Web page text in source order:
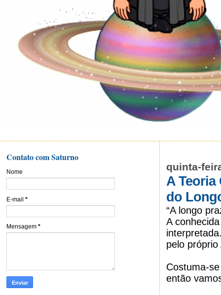
quinta-
A Teoria
do
“A longo
A
pelo próprio
Costuma-
então
Contato com Saturno
Nome
E-mail *
Mensagem *